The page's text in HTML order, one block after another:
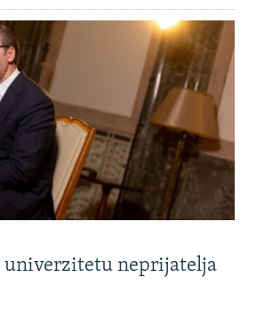
univerzitetu neprijatelja